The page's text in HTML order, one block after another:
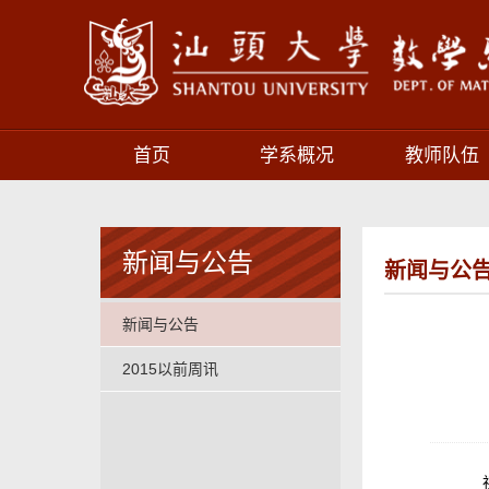
首页 学系概况 教师队伍
新闻与公告
新闻与公告
2015以前周讯
新闻与公